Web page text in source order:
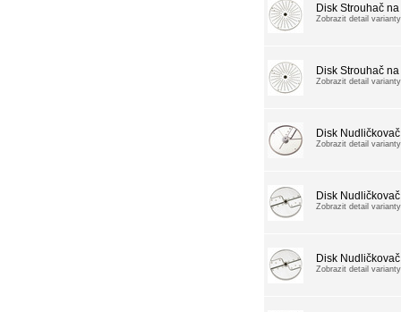
Disk Strouhač
Zobrazit detail varianty
Disk Strouhač
Zobrazit detail varianty
Disk
Zobrazit detail varianty
Disk
Zobrazit detail varianty
Disk
Zobrazit detail varianty